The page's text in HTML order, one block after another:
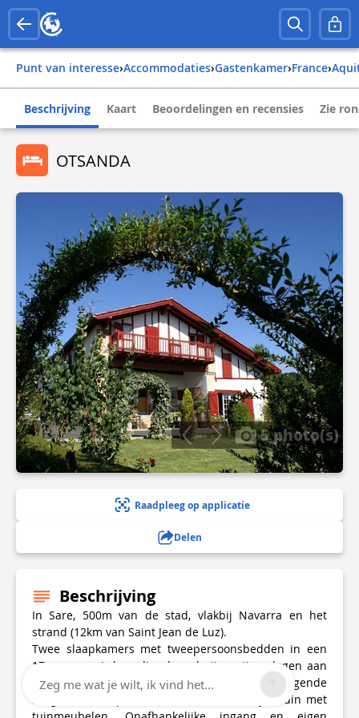
Punt van interesse› Accommodaties› Gastenkamer› france›
Beschrijving Kaart Beoordelingen en recensies Zie
OTSANDA
5 photo(s)
Raadpleeg op applicatie
Delen
Beschrijving
In Sare, 500m van de stad, vlakbij Navarra en het
strand (12km van Saint Jean de Luz).
Twee slaapkamers met tweepersoonsbedden in een
17e eeuwse Labourdine boerderij, rustig gelegen aan
de voet van de Rhune met uitzicht op de omliggende
bergen en het platteland. Mooie bloemrijke tuin met
Zeg me wat je wilt, ik vind het...